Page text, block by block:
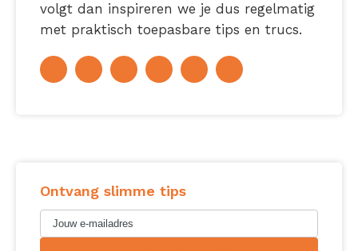
volgt dan inspireren we je dus regelmatig
met praktisch toepasbare tips en trucs.
Ontvang slimme tips